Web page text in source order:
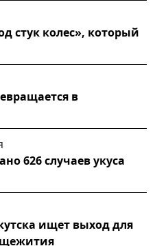
стук колес», который
в
626 случаев укуса
ищет выход для